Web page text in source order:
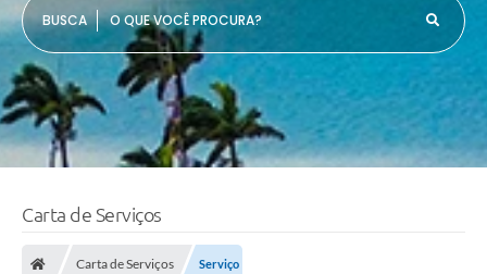
O QUE VOCÊ PROCURA?
Carta de Serviços
Carta de Serviços Serviço